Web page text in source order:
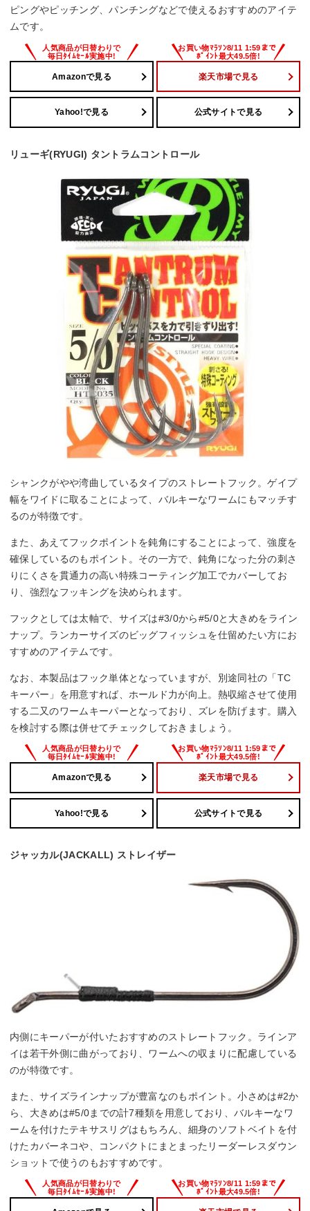
ピングやピッチング、パンチングなどで使えるおすすめのアイテ
ムです。
Amazonで見る 楽天市場で見る
Yahoo!で見る 公式サイトで見る
リューギ(RYUGI) タントラムコントロール
シャンクがやや湾曲しているタイプのストレートフック。ゲイプ
幅をワイドに取ることによって、バルキーなワームにもマッチす
るのが特徴です。
また、あえてフックポイントを鈍角にすることによって、強度を
確保しているのもポイント。その一方で、鈍角になった分の刺さ
りにくさを貫通力の高い特殊コーティング加工でカバーしてお
り、強烈なフッキングを決められます。
フックとしては太軸で、サイズは#3/0から#5/0と大きめをライン
ナップ。ランカーサイズのビッグフィッシュを仕留めたい方にお
すすめのアイテムです。
なお、本製品はフック単体となっていますが、別途同社の「TC
キーパー」を用意すれば、ホールド力が向上。熱収縮させて使用
する二又のワームキーパーとなっており、ズレを防げます。購入
を検討する際は併せてチェックしておきましょう。
Amazonで見る 楽天市場で見る
Yahoo!で見る 公式サイトで見る
ジャッカル(JACKALL) ストレイザー
内側にキーパーが付いたおすすめのストレートフック。ラインア
イは若干外側に曲がっており、ワームへの収まりに配慮している
のが特徴です。
また、サイズラインナップが豊富なのもポイント。小さめは#2か
ら、大きめは#5/0までの計7種類を用意しており、バルキーなワ
ームを付けたテキサスリグはもちろん、細身のソフトベイトを付
けたカバーネコや、コンパクトにまとまったリーダーレスダウン
ショットで使うのもおすすめです。